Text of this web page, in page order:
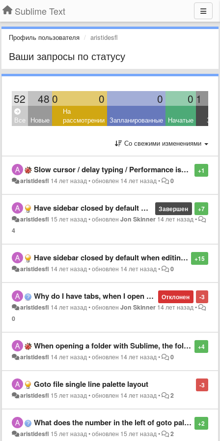
Sublime Text
Профиль пользователя aristidesfl
Ваши запросы по статусу
52 48 0 0 0 0 1
Все Новые
На
рассмотрении Запланированные Начатые
Со свежими изменениями
+1
Slow cursor / delay typing / Performance issues with iTerm2
aristidesfl 14 лет назад•обновлен 14 лет назад• 0
+7
Завершен
Have sidebar closed by default when editing single files
aristidesfl 15 лет назад•обновленJon Skinner 14 лет назад•
4
+15
Have sidebar closed by default when editing single file
aristidesfl 14 лет назад•обновлен 14 лет назад• 0
-3
Отклонен
Why do I have tabs, when I open a file with sublime?
aristidesfl 14 лет назад•обновленJon Skinner 14 лет назад•
0
+4
When opening a folder with Sublime, the folder should be automatically expanded in the sidebar
aristidesfl 14 лет назад•обновлен 14 лет назад• 0
-3
Goto file single line palette layout
aristidesfl 15 лет назад•обновлен 14 лет назад• 2
+2
What does the number in the left of goto palette represents?
aristidesfl 15 лет назад•обновлен 15 лет назад• 2